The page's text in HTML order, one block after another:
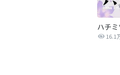
ハチ
16.1